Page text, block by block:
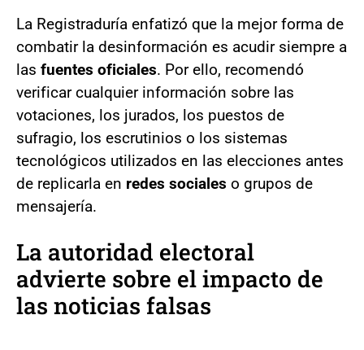
La Registraduría enfatizó que la mejor forma de
combatir la desinformación es acudir siempre a
las fuentes oficiales. Por ello, recomendó
verificar cualquier información sobre las
votaciones, los jurados, los puestos de
sufragio, los escrutinios o los sistemas
tecnológicos utilizados en las elecciones antes
de replicarla en redes sociales o grupos de
mensajería.
La autoridad electoral
advierte sobre el impacto de
las noticias falsas